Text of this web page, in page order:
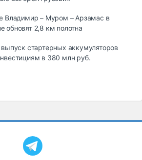
Владимир – Муром – Арзамас в
обновят 2,8 км полотна
стартерных аккумуляторов
в 380 млн руб.